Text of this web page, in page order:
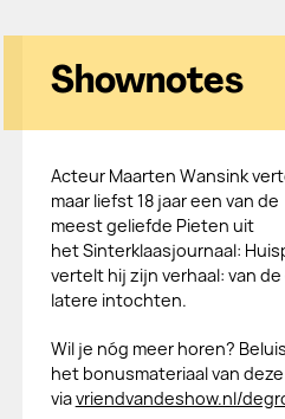
Shownotes
Acteur Maarten Wansink
maar liefst 18 jaar een van de
meest geliefde Pieten uit
het Sinterklaasjournaal:
vertelt hij zijn verhaal: van
latere intochten.
Wil je nóg meer horen?
het bonusmateriaal van
viavriendvandeshow.nl/